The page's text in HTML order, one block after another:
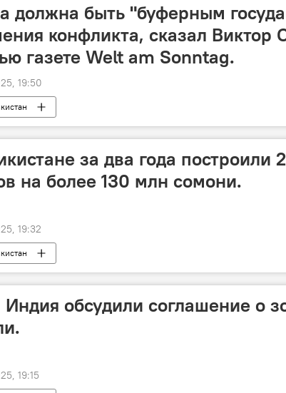
должна быть "буферным
конфликта, сказал Виктор
газете Welt am Sonntag.
19:50
за два года построили
на более 130 млн сомони.
19:32
обсудили соглашение о
19:15